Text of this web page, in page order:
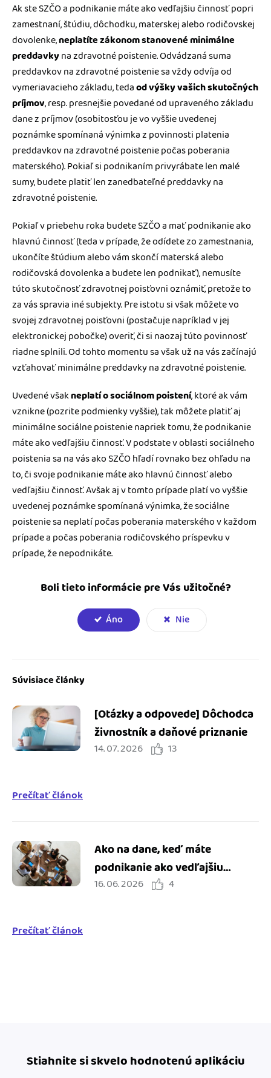
Ak ste SZČO a podnikanie máte ako vedľajšiu činnosť popri
zamestnaní, štúdiu, dôchodku, materskej alebo rodičovskej
dovolenke,neplatíte zákonom stanovené minimálne
preddavkyna zdravotné poistenie. Odvádzaná suma
preddavkov na zdravotné poistenie sa vždy odvíja od
vymeriavacieho základu, tedaod výšky vašich skutočných
príjmov, resp. presnejšie povedané od upraveného základu
dane z príjmov (osobitosťou je vo vyššie uvedenej
poznámke spomínaná výnimka z povinnosti platenia
preddavkov na zdravotné poistenie počas poberania
materského). Pokiaľ si podnikaním privyrábate len malé
sumy, budete platiť len zanedbateľné preddavky na
zdravotné poistenie.
Pokiaľ v priebehu roka budete SZČO a mať podnikanie ako
hlavnú činnosť (teda v prípade, že odídete zo zamestnania,
ukončíte štúdium alebo vám skončí materská alebo
rodičovská dovolenka a budete len podnikať), nemusíte
túto skutočnosť zdravotnej poisťovni oznámiť, pretože to
za vás spravia iné subjekty. Pre istotu si však môžete vo
svojej zdravotnej poisťovni (postačuje napríklad v jej
elektronickej pobočke) overiť, či si naozaj túto povinnosť
riadne splnili. Od tohto momentu sa však už na vás začínajú
vzťahovať minimálne preddavky na zdravotné poistenie.
Uvedené všakneplatí o sociálnom poistení, ktoré ak vám
vznikne (pozrite podmienky vyššie), tak môžete platiť aj
minimálne sociálne poistenie napriek tomu, že podnikanie
máte ako vedľajšiu činnosť. V podstate v oblasti sociálneho
poistenia sa na vás ako SZČO hľadí rovnako bez ohľadu na
to, či svoje podnikanie máte ako hlavnú činnosť alebo
vedľajšiu činnosť. Avšak aj v tomto prípade platí vo vyššie
uvedenej poznámke spomínaná výnimka, že sociálne
poistenie sa neplatí počas poberania materského v každom
prípade a počas poberania rodičovského príspevku v
prípade, že nepodnikáte.
Boli tieto informácie pre Vás užitočné?
Áno Nie
Súvisiace články
[Otázky a odpovede] Dôchodca
živnostník a daňové priznanie
14. 07. 2026 13
Prečítať článok
Ako na dane, keď máte
podnikanie ako vedľajšiu
činnosť
16. 06. 2026 4
Prečítať článok
Stiahnite si skvelo hodnotenú aplikáciu